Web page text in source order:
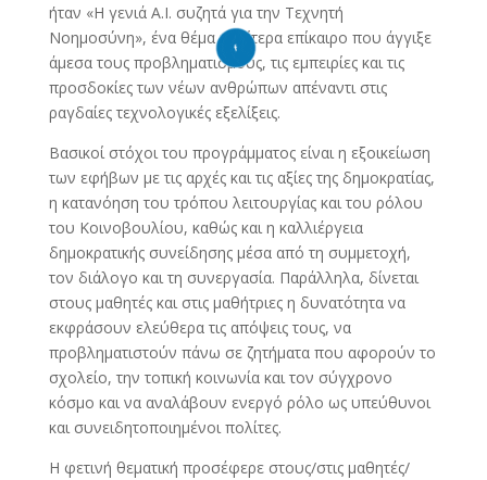
ήταν «Η γενιά A.I. συζητά για την Τεχνητή
Νοημοσύνη», ένα θέμα ιδιαίτερα επίκαιρο που άγγιξε
άμεσα τους προβληματισμούς, τις εμπειρίες και τις
προσδοκίες των νέων ανθρώπων απέναντι στις
ραγδαίες τεχνολογικές εξελίξεις.
Βασικοί στόχοι του προγράμματος είναι η εξοικείωση
των εφήβων με τις αρχές και τις αξίες της δημοκρατίας,
η κατανόηση του τρόπου λειτουργίας και του ρόλου
του Κοινοβουλίου, καθώς και η καλλιέργεια
δημοκρατικής συνείδησης μέσα από τη συμμετοχή,
τον διάλογο και τη συνεργασία. Παράλληλα, δίνεται
στους μαθητές και στις μαθήτριες η δυνατότητα να
εκφράσουν ελεύθερα τις απόψεις τους, να
προβληματιστούν πάνω σε ζητήματα που αφορούν το
σχολείο, την τοπική κοινωνία και τον σύγχρονο
κόσμο και να αναλάβουν ενεργό ρόλο ως υπεύθυνοι
και συνειδητοποιημένοι πολίτες.
Η φετινή θεματική προσέφερε στους/στις μαθητές/